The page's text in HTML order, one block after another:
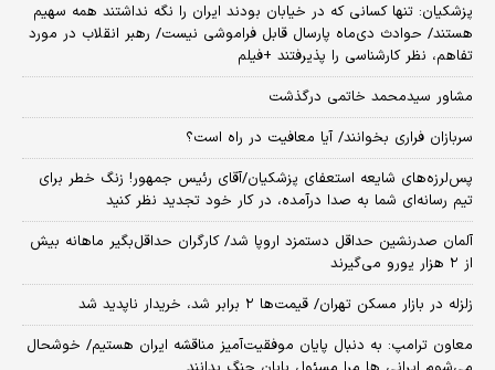
پزشکیان: تنها کسانی که در خیابان بودند ایران را نگه نداشتند همه سهیم
هستند/ حوادث دی‌ماه پارسال قابل فراموشی نیست/ رهبر انقلاب در مورد
تفاهم، نظر کارشناسی را پذیرفتند +فیلم
مشاور سیدمحمد خاتمی درگذشت
سربازان فراری بخوانند/ آیا معافیت در راه است؟
پس‌لرزه‌های شایعه استعفای پزشکیان/آقای رئیس جمهور! زنگ خطر برای
تیم رسانه‌ای شما به صدا درآمده، در کار خود تجدید نظر کنید
آلمان صدرنشین حداقل دستمزد اروپا شد/ کارگران حداقل‌بگیر ماهانه بیش
از ۲ هزار یورو می‌گیرند
زلزله در بازار مسکن تهران/ قیمت‌ها ۲ برابر شد، خریدار ناپدید شد
معاون ترامپ: به دنبال پایان موفقیت‌آمیز مناقشه ایران هستیم/ خوشحال